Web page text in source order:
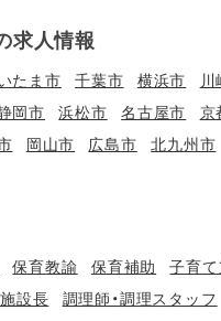
求人情報
たま市 千葉市 横浜市
川
岡市 浜松市 名古屋市
京
岡山市 広島市 北九州市
保育教諭 保育補助
子育て
施設長
調理師・調理スタッフ